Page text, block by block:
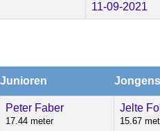
11-09-2021
Junioren Jongens
Peter Faber
17.44 meter
Jelte
15.67